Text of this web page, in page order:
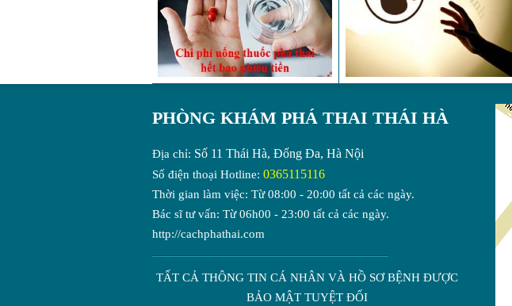
PHÒNG KHÁM PHÁ THAI THÁI HÀ
Địa chỉ: Số 11 Thái Hà, Đống Đa, Hà Nội
Số điện thoại Hotline: 0365115116
Thời gian làm việc: Từ 08:00 - 20:00 tất cả các ngày.
Bác sĩ tư vấn: Từ 06h00 - 23:00 tất cả các ngày.
http://cachphathai.com
TẤT CẢ THÔNG TIN CÁ NHÂN VÀ HỒ SƠ BỆNH ĐƯỢC
BẢO MẬT TUYỆT ĐỐI